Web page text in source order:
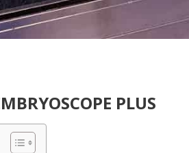
PLUS